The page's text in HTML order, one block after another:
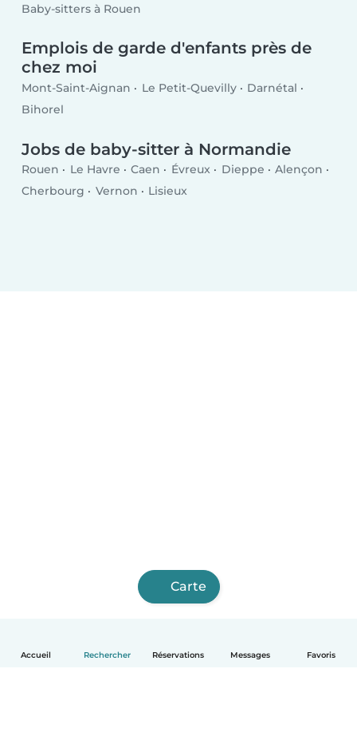
Accueil Rechercher Réservations Messages Favoris
Baby-sitters à Rouen
Emplois de garde d'enfants près de
chez moi
Mont-Saint-Aignan Le Petit-Quevilly
Darnétal
Bihorel
Jobs de baby-sitter à Normandie
Rouen Le Havre Caen Évreux Dieppe
Alençon
Cherbourg
Vernon Lisieux
Carte